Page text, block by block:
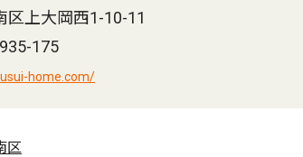
区上大岡西1-10-11
175
home.com/
区